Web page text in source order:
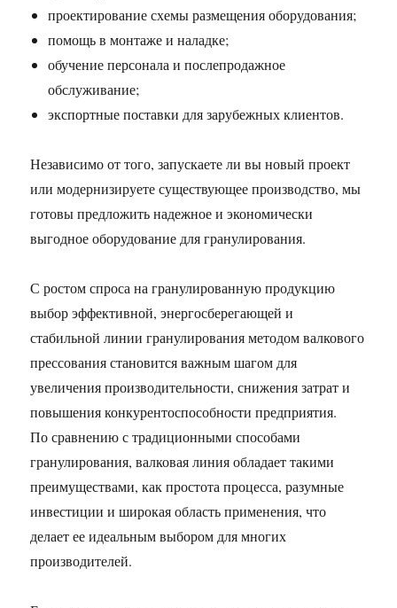
проектирование схемы размещения оборудования;
помощь в монтаже и наладке;
обучение персонала и послепродажное
обслуживание;
экспортные поставки для зарубежных клиентов.
Независимо от того, запускаете ли вы новый проект
или модернизируете существующее производство, мы
готовы предложить надежное и экономически
выгодное оборудование для гранулирования.
С ростом спроса на гранулированную продукцию
выбор эффективной, энергосберегающей и
стабильной линии гранулирования методом валкового
прессования становится важным шагом для
увеличения производительности, снижения затрат и
повышения конкурентоспособности предприятия.
По сравнению с традиционными способами
гранулирования, валковая линия обладает такими
преимуществами, как простота процесса, разумные
инвестиции и широкая область применения, что
делает ее идеальным выбором для многих
производителей.